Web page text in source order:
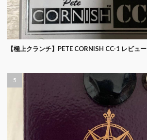
【極上クランチ】PETE CORNISH CC-1 レビュー